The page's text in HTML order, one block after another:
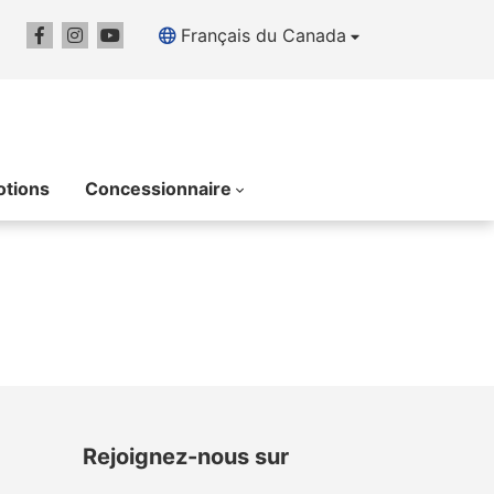
Français du Canada
Concessionnaire
Rejoignez-nous sur